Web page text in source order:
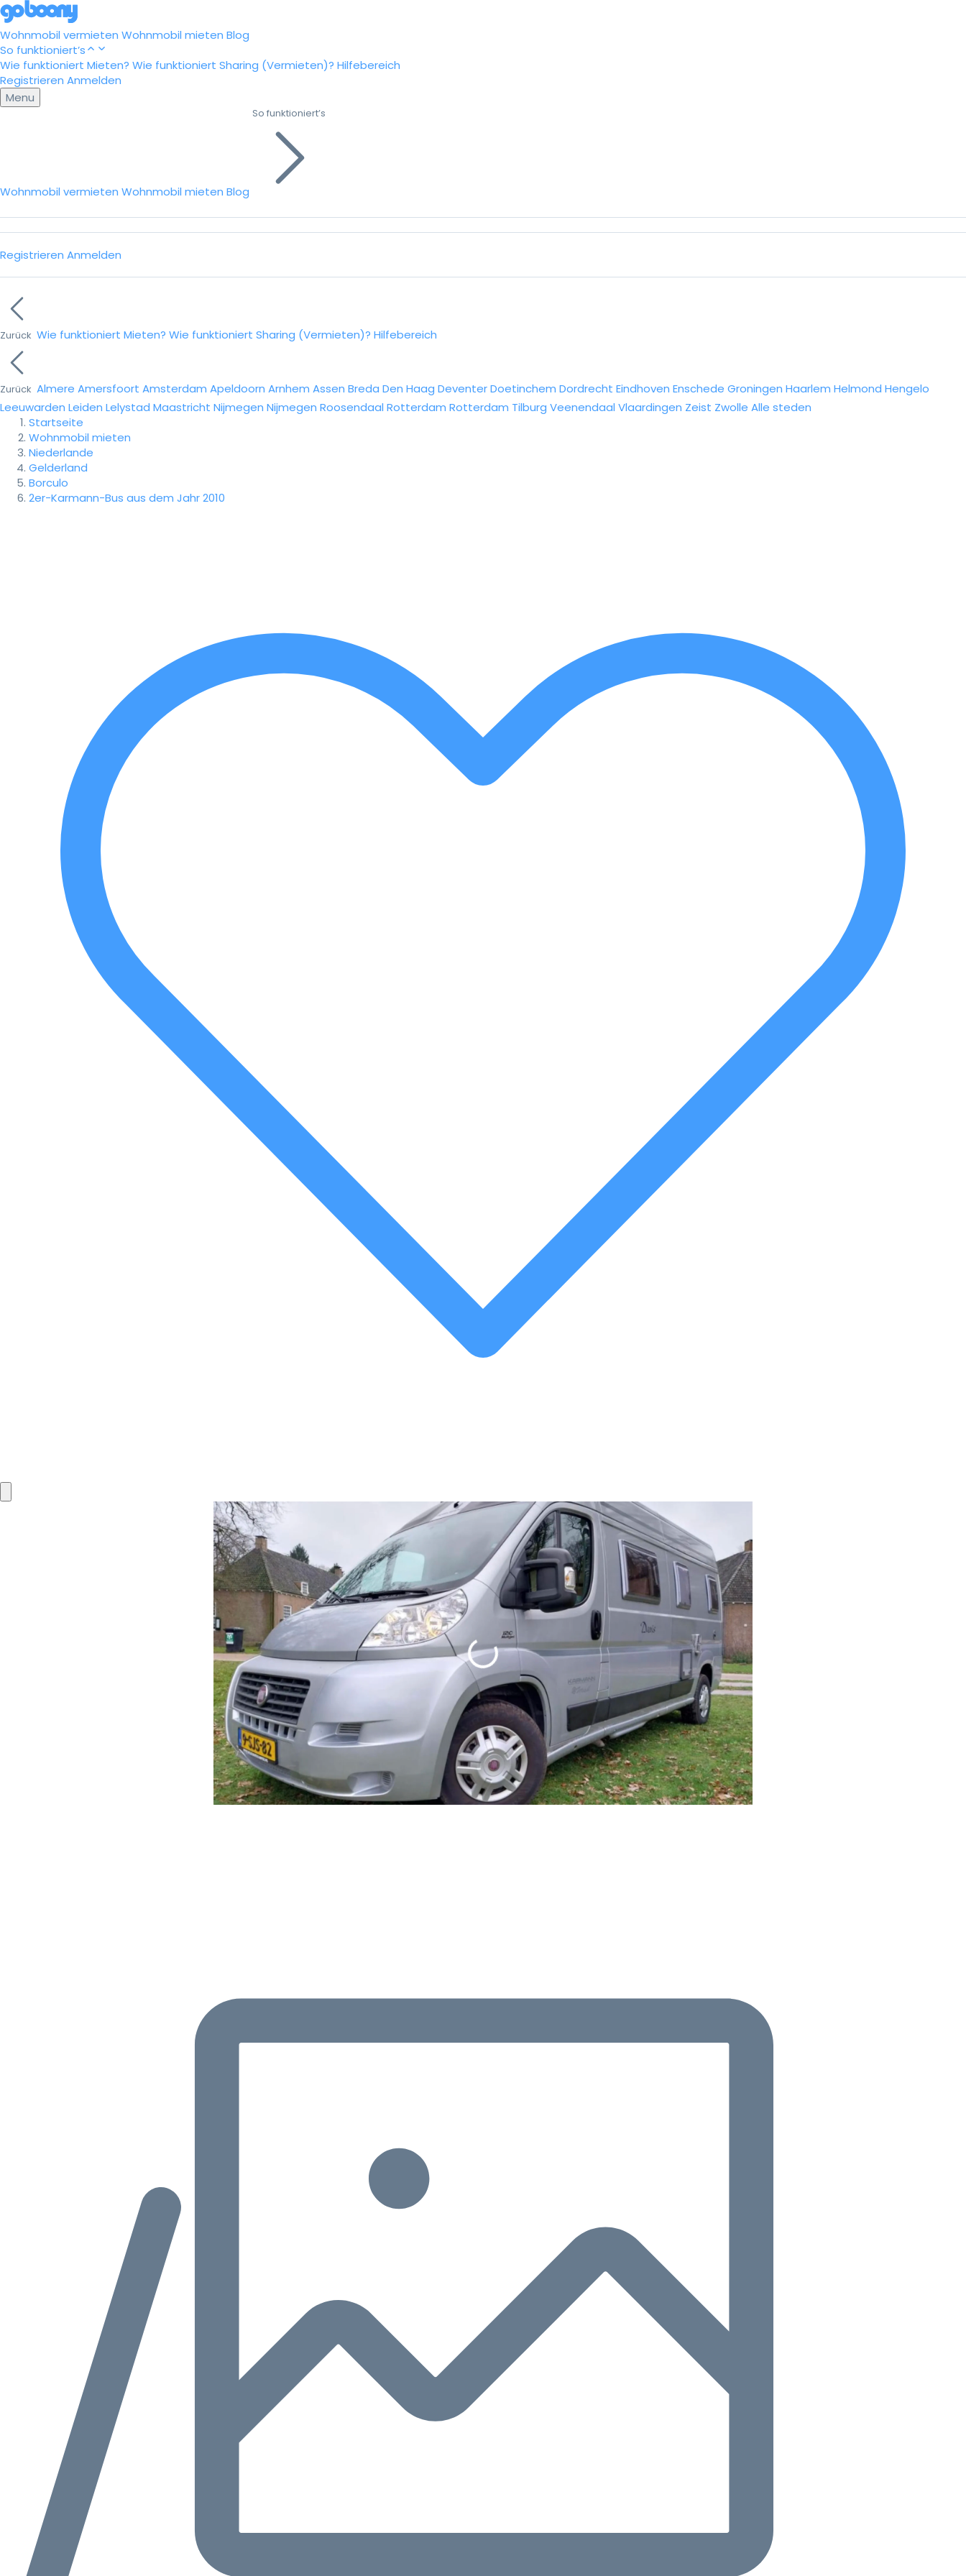
Wohnmobil vermieten Wohnmobil mieten Blog
So funktioniert’s
Wie funktioniert Mieten? Wie funktioniert Sharing (Vermieten)? Hilfebereich
Registrieren Anmelden
Menu
Wohnmobil vermieten Wohnmobil mieten Blog
So funktioniert’s
Registrieren Anmelden
Zurück Wie funktioniert Mieten? Wie funktioniert Sharing (Vermieten)? Hilfebereich
Zurück Almere Amersfoort Amsterdam Apeldoorn Arnhem Assen Breda Den Haag DeventerDoetinchem Dordrecht Eindhoven Enschede Groningen Haarlem Helmond Hengelo
Leeuwarden Leiden Lelystad Maastricht Nijmegen Nijmegen Roosendaal Rotterdam Rotterdam Tilburg Veenendaal Vlaardingen Zeist Zwolle Alle steden
Startseite
Wohnmobil mieten
Niederlande
Gelderland
Borculo
2er-Karmann-Bus aus dem Jahr 2010